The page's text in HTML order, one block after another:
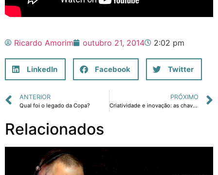
Ricardo Amorim outubro 21, 2014 2:02 pm
LinkedIn Facebook Twitter
ANTERIOR
Qual foi o legado da Copa?
PRÓXIMO
Criatividade e inovação: as chaves para um Brasil melhor.
Relacionados